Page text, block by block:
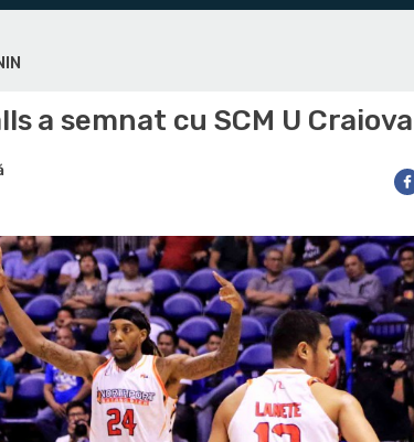
a semnat cu SCM U Craiova